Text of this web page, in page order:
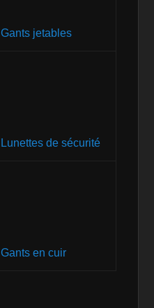
Gants jetables
Lunettes de sécurité
Gants en cuir